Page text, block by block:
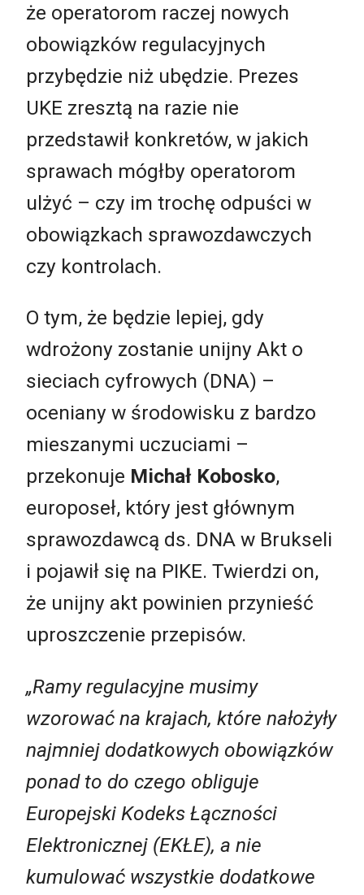
że operatorom raczej nowych
obowiązków regulacyjnych
przybędzie niż ubędzie. Prezes
UKE zresztą na razie nie
przedstawił konkretów, w jakich
sprawach mógłby operatorom
ulżyć – czy im trochę odpuści w
obowiązkach sprawozdawczych
czy kontrolach.
O tym, że będzie lepiej, gdy
wdrożony zostanie unijny Akt o
sieciach cyfrowych (DNA) –
oceniany w środowisku z bardzo
mieszanymi uczuciami –
przekonuje Michał Kobosko,
europoseł, który jest głównym
sprawozdawcą ds. DNA w Brukseli
i pojawił się na PIKE. Twierdzi on,
że unijny akt powinien przynieść
uproszczenie przepisów.
„Ramy regulacyjne musimy
wzorować na krajach, które nałożyły
najmniej dodatkowych obowiązków
ponad to do czego obliguje
Europejski Kodeks Łączności
Elektronicznej (EKŁE), a nie
kumulować wszystkie dodatkowe